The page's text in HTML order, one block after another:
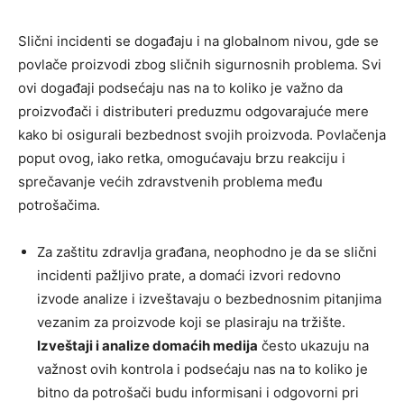
Slični incidenti se događaju i na globalnom nivou, gde se
povlače proizvodi zbog sličnih sigurnosnih problema. Svi
ovi događaji podsećaju nas na to koliko je važno da
proizvođači i distributeri preduzmu odgovarajuće mere
kako bi osigurali bezbednost svojih proizvoda. Povlačenja
poput ovog, iako retka, omogućavaju brzu reakciju i
sprečavanje većih zdravstvenih problema među
potrošačima.
Za zaštitu zdravlja građana, neophodno je da se slični
incidenti pažljivo prate, a domaći izvori redovno
izvode analize i izveštavaju o bezbednosnim pitanjima
vezanim za proizvode koji se plasiraju na tržište.
Izveštaji i analize domaćih medija često ukazuju na
važnost ovih kontrola i podsećaju nas na to koliko je
bitno da potrošači budu informisani i odgovorni pri